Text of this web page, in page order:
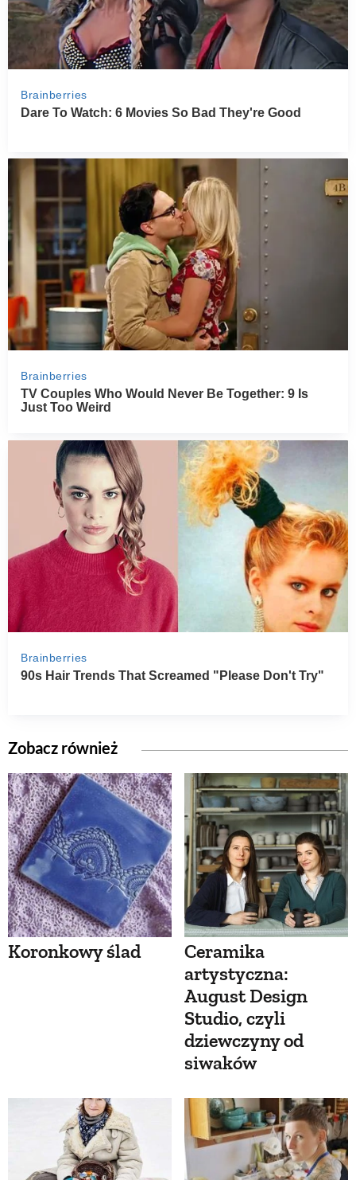
Zobacz również
Koronkowy ślad
Ceramika
artystyczna:
August Design
Studio, czyli
dziewczyny od
siwaków